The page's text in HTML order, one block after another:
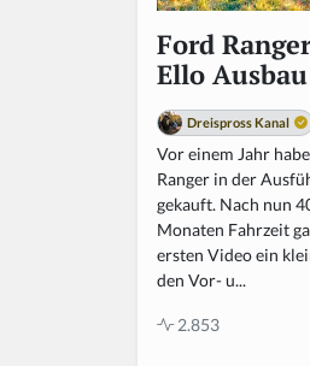
Ford
Ello Ausbau
Dreispross Kanal
Vor einem Jahr
Ranger in der
gekauft. Nach nun
Monaten Fahrzeit
ersten Video ein
den Vor- u...
2.853